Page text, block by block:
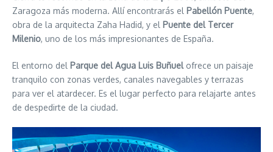
Zaragoza más moderna. Allí encontrarás el Pabellón Puente,
obra de la arquitecta Zaha Hadid, y el Puente del Tercer
Milenio, uno de los más impresionantes de España.
El entorno del Parque del Agua Luis Buñuelofrece un paisaje
tranquilo con zonas verdes, canales navegables y terrazas
para ver el atardecer. Es el lugar perfecto para relajarte antes
de despedirte de la ciudad.